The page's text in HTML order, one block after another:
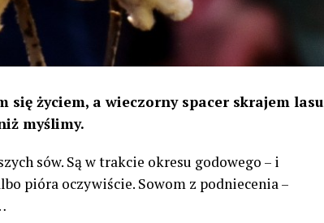
się życiem, a wieczorny spacer skrajem lasu
myślimy.
sów. Są w trakcie okresu godowego – i
pióra oczywiście. Sowom z podniecenia –